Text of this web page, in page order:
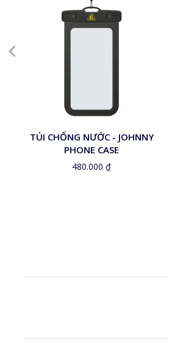
TÚI CHỐNG NƯỚC - JOHNNY
PHONE CASE
480.000 ₫